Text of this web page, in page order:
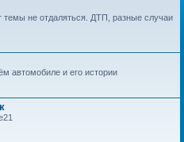
темы не отдаляться. ДТП, разные случаи
автомобиле и его истории